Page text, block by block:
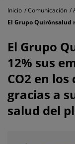
Inicio Comunicación
Grupo
Quirónsalud
reduce
un
12%
sus
emisiones
operativas
El Grupo
12% sus
CO2 en
gracias a
salud del